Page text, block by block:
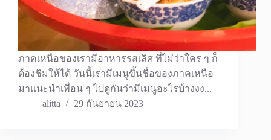
ภาคเหนือของเรามีอาหารรสเลิศ ที่ไม่ว่าใคร ๆ ก็
ต้องชิมให้ได้ วันนี้เรามีเมนูขึ้นชื่อของภาคเหนือ
มาแนะนำเพื่อน ๆ ไปดูกันว่ามีเมนูอะไรบ้างงง...
alitta
29 กันยายน 2023